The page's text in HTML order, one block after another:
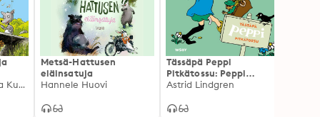
Mauri Kunnas, Tarja Kunnas
Metsä-Hattusen
eläinsatuja
Hannele Huovi
Tässäpä Peppi
Pitkätossu: Peppi
valloittaa kaupungin
Astrid Lindgren